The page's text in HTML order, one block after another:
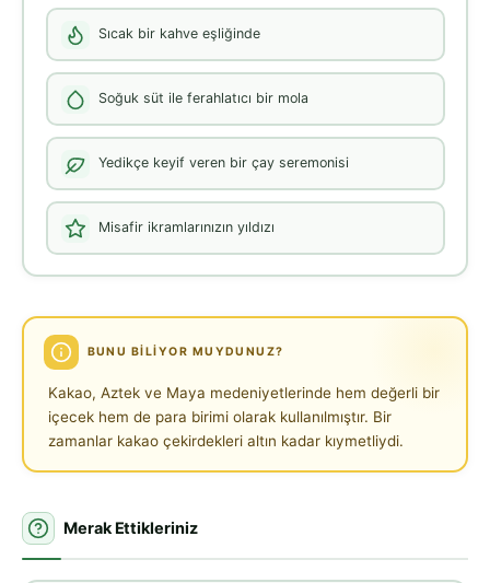
Sıcak bir kahve eşliğinde
Soğuk süt ile ferahlatıcı bir mola
Yedikçe keyif veren bir çay seremonisi
Misafir ikramlarınızın yıldızı
BUNU BILIYOR MUYDUNUZ?
Kakao, Aztek ve Maya medeniyetlerinde hem değerli bir
içecek hem de para birimi olarak kullanılmıştır. Bir
zamanlar kakao çekirdekleri altın kadar kıymetliydi.
Merak Ettikleriniz